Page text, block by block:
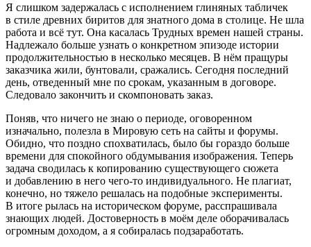
Я слишком задержалась с исполнением глиняных табличек
в стиле древних биритов для знатного дома в столице. Не шла
работа и всё тут. Она касалась Трудных времен нашей страны.
Надлежало больше узнать о конкретном эпизоде истории
продолжительностью в несколько месяцев. В нём пращуры
заказчика жили, бунтовали, сражались. Сегодня последний
день, отведенный мне по срокам, указанным в договоре.
Следовало закончить и скомпоновать заказ.
Поняв, что ничего не знаю о периоде, оговоренном
изначально, полезла в Мировую сеть на сайты и форумы.
Обидно, что поздно спохватилась, было бы гораздо больше
времени для спокойного обдумывания изображения. Теперь
задача сводилась к копированию существующего сюжета
и добавлению в него чего-то индивидуального. Не плагиат,
конечно, но тяжело решалась на подобные эксперименты.
В итоге рылась на историческом форуме, расспрашивала
знающих людей. Достоверность в моём деле оборачивалась
огромным доходом, а я собиралась подзаработать.